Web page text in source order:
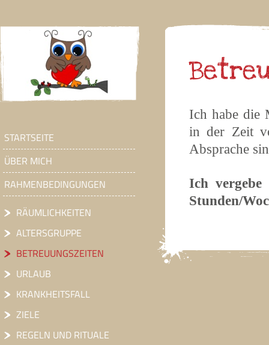
STARTSEITE
ÜBER MICH
RAHMENBEDINGUNGEN
RÄUMLICHKEITEN
ALTERSGRUPPE
BETREUUNGSZEITEN
URLAUB
KRANKHEITSFALL
ZIELE
REGELN UND RITUALE
Ich habe
in der Zeit
Absprache
Ich
Stunden/